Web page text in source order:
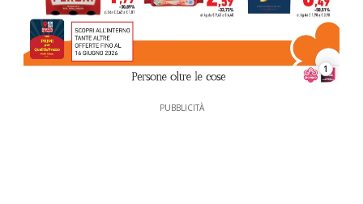
1
PUBBLICITÀ